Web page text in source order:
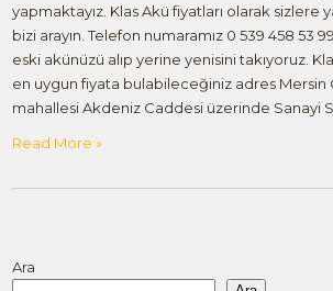
yapmaktayız. Klas Akü fiyatları olarak sizlere
bizi arayın. Telefon numaramız 0 539 458 53
eski akünüzü alıp yerine yenisini takıyoruz.
en uygun fiyata bulabileceğiniz adres Mersin
mahallesi Akdeniz Caddesi üzerinde Sanayi
Read More »
Ara